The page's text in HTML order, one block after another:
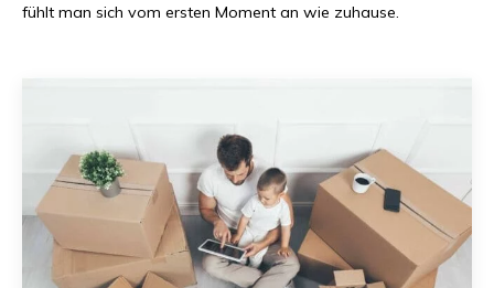
fühlt man sich vom ersten Moment an wie zuhause.